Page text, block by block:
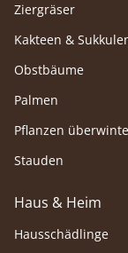
Ziergräser
Kakteen &
Obstbäume
Palmen
Pflanzen
Stauden
Haus & Heim
Hausschädlinge